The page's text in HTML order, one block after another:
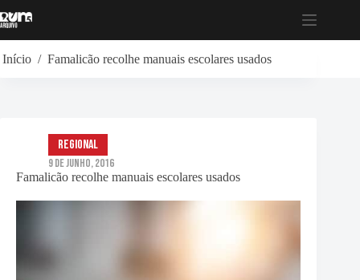
para
Início / Famalicão recolhe manuais escolares usados
Famalicão recolhe manuais escolares usados
Regional
9 de Junho, 2016